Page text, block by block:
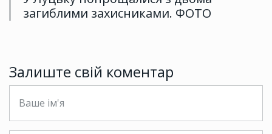
загиблими захисниками. ФОТО
Залиште свій коментар